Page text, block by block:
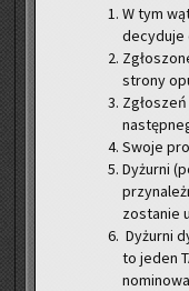
W tym
decyduje
strony
Swoje
Dyżurni
zostanie
Dyżurni
to jeden